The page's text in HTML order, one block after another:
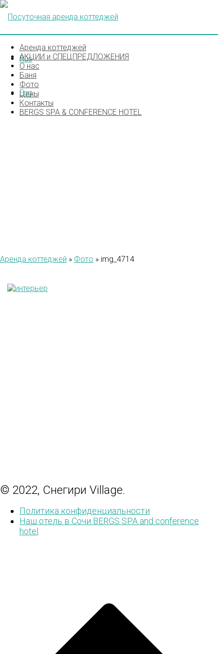
Rus
Eng
Аренда коттеджей
АКЦИИ и СПЕЦПРЕДЛОЖЕНИЯ
О нас
Баня
Фото
Цены
Контакты
BERGS SPA & CONFERENCE HOTEL
Аренда коттеджей » Фото » img_4714
© 2022, Снегири Village.
Политика конфиденциальности
Наш отель в Сочи BERGS SPA and conference
hotel